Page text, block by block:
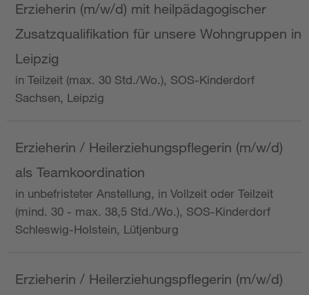
Erzieherin (m/w/d) mit heilpädagogischer
Zusatzqualifikation für unsere Wohngruppen in
Leipzig
in Teilzeit (max. 30 Std./Wo.), SOS-Kinderdorf
Sachsen, Leipzig
Erzieherin / Heilerziehungspflegerin (m/w/d)
als Teamkoordination
in unbefristeter Anstellung, in Vollzeit oder Teilzeit
(mind. 30 - max. 38,5 Std./Wo.), SOS-Kinderdorf
Schleswig-Holstein, Lütjenburg
Erzieherin / Heilerziehungspflegerin (m/w/d)